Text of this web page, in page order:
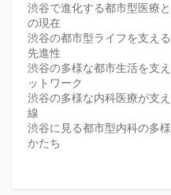
渋谷で進化する都市型医療
の現在
渋谷の都市型ライフを支え
先進性
渋谷の多様な都市生活を支
ットワーク
渋谷の多様な内科医療が支
線
渋谷に見る都市型内科の多
かたち